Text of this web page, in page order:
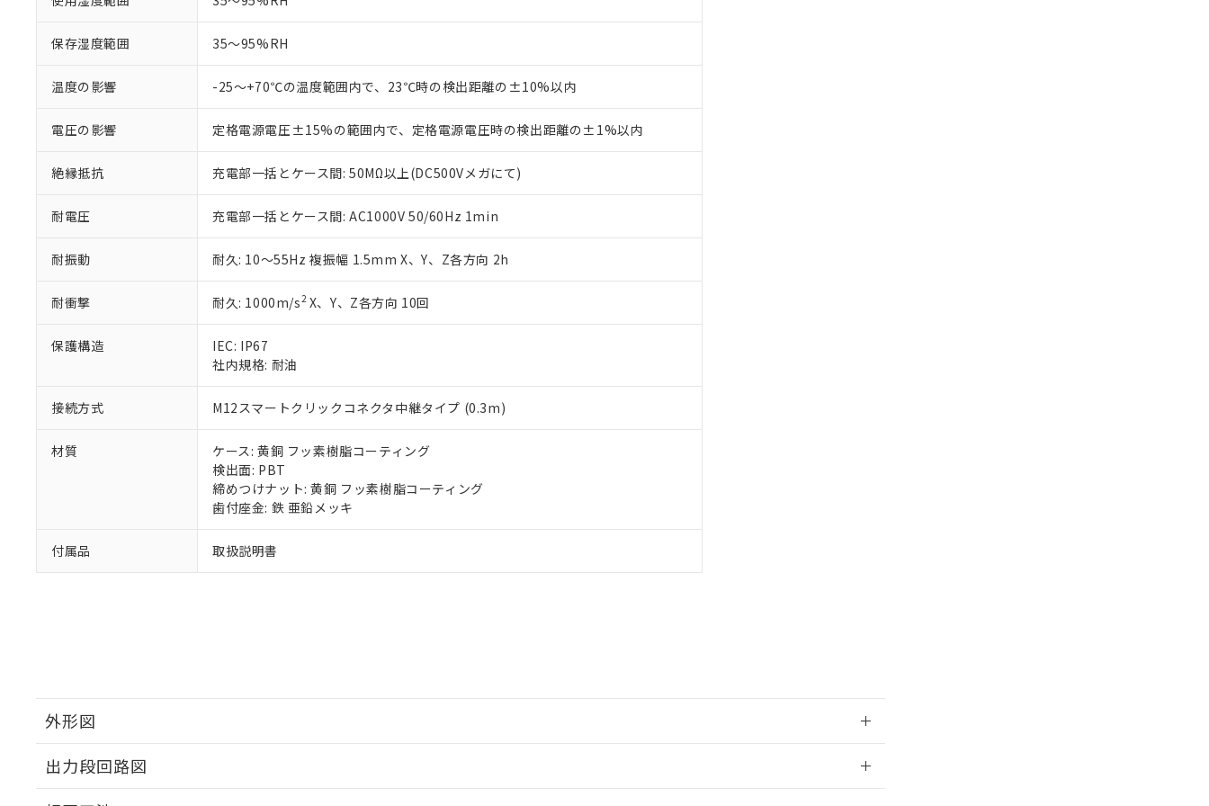
保存湿度範囲 35～95%RH
温度の影響 -25～+70℃の温度範囲内で、23℃時の検出距離の±10%以内
電圧の影響 定格電源電圧±15%の範囲内で、定格電源電圧時の検出距離の±1%以内
絶縁抵抗 充電部一括とケース間: 50MΩ以上(DC500Vメガにて)
耐電圧 充電部一括とケース間: AC1000V 50/60Hz 1min
耐振動 耐久: 10～55Hz 複振幅 1.5mm X、Y、Z各方向 2h
耐衝撃 耐久: 1000m/s2X、Y、Z各方向 10回
保護構造
IEC: IP67
社内規格: 耐油
接続方式 M12スマートクリックコネクタ中継タイプ (0.3m)
材質
ケース: 黄銅 フッ素樹脂コーティング
検出面: PBT
締めつけナット: 黄銅 フッ素樹脂コーティング
歯付座金: 鉄 亜鉛メッキ
付属品 取扱説明書
外形図
出力段回路図
さい。
いる法人を指します。
下記の非含有証明書をダウンロードすることができます。
EU RoHS指令（10物質）の非含有証明書
51物質の非含有証明書（当社基準）
※本証明書は発行日時点で非含有を証明するもので、過去に遡って非含有を証明するものではありません。
また、RoHS指令のフタル酸エステル類４物質の対応では、対応完了までの期間は出荷製品に未対応品が
混在することから備考欄に対応日を記載しておりました。
り割愛しております。